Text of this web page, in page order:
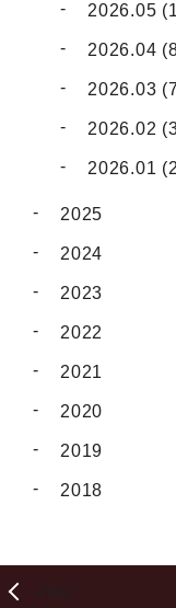
2026.05
2026.04
2026.03
2026.02
2026.01
2025
2024
2023
2022
2021
2020
2019
2018